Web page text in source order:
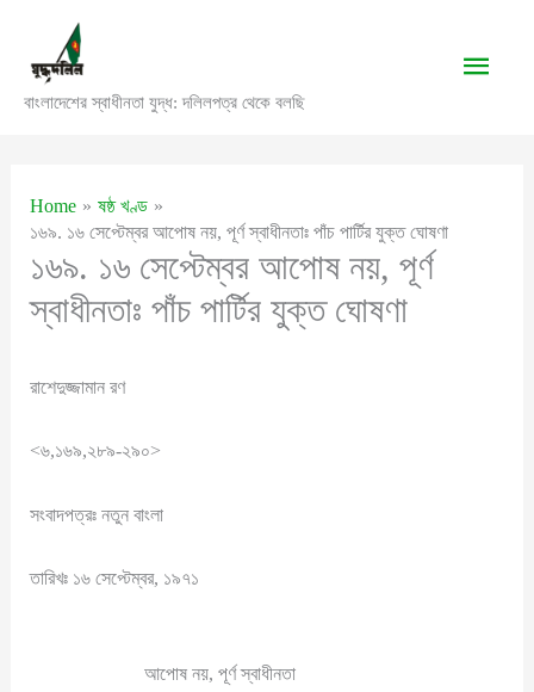
content
বাংলাদেশের স্বাধীনতা যুদ্ধ: দলিলপত্র থেকে বলছি
Main
Home
ষষ্ঠ খণ্ড
১৬৯. ১৬ সেপ্টেম্বর আপোষ নয়, পূর্ণ স্বাধীনতাঃ পাঁচ পার্টির যুক্ত ঘোষণা
১৬৯. ১৬ সেপ্টেম্বর আপোষ নয়, পূর্ণ
স্বাধীনতাঃ পাঁচ পার্টির যুক্ত ঘোষণা
রাশেদুজ্জামান রণ
<৬,১৬৯,২৮৯-২৯০>
সংবাদপত্রঃ নতুন বাংলা
তারিখঃ ১৬ সেপ্টেম্বর, ১৯৭১
আপোষ নয়, পূর্ণ স্বাধীনতা